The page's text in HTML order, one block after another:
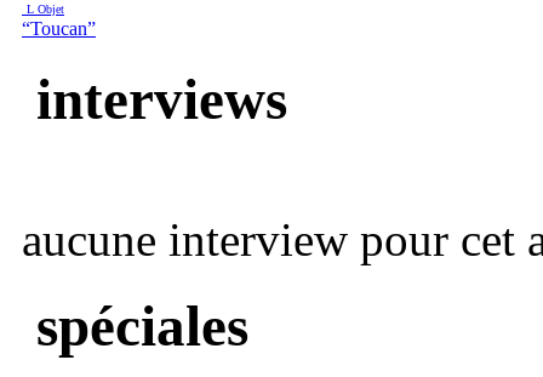
L Objet
“Toucan”
interviews
aucune interview pour cet
spéciales